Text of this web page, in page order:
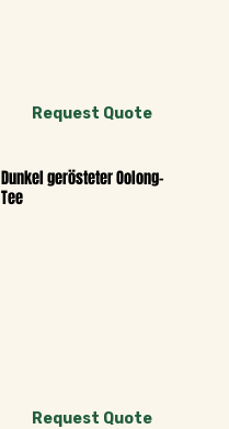
Dunkel gerösteter Oolong-
Tee
Request Quote
Request Quote